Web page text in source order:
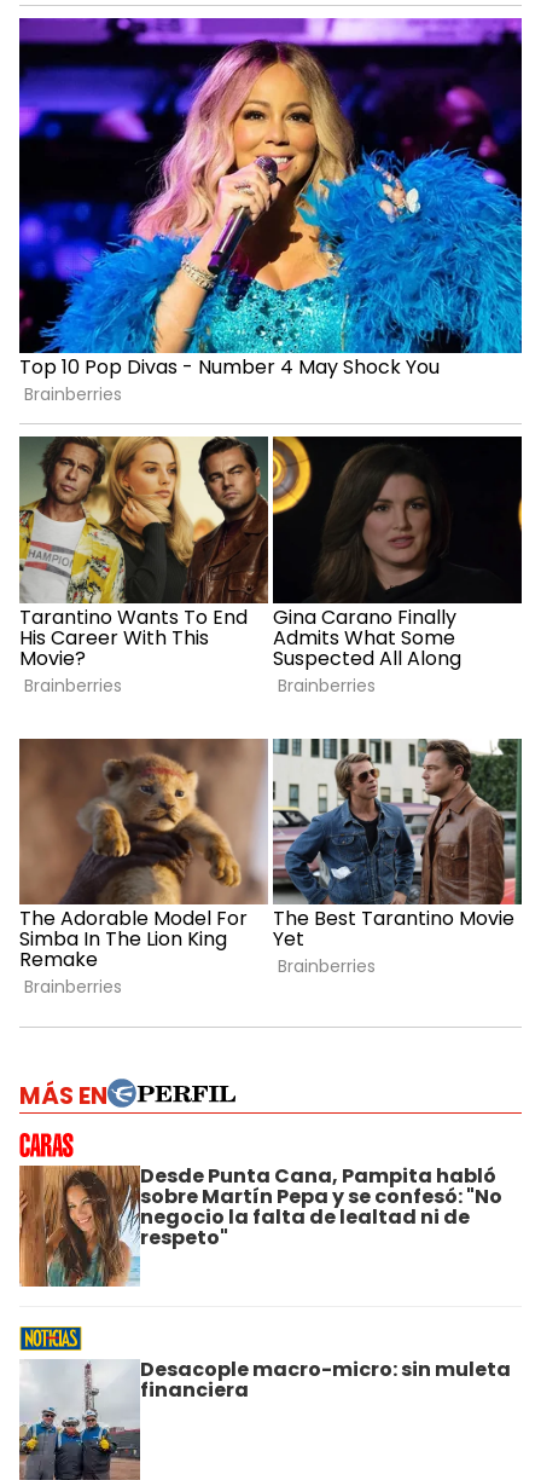
MÁS EN
Desde Punta Cana, Pampita habló
sobre Martín Pepa y se confesó: "No
negocio la falta de lealtad ni de
respeto"
Desacople macro-micro: sin muleta
financiera